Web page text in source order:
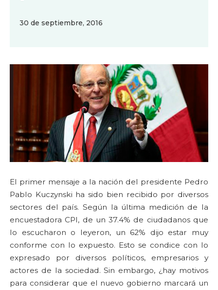
30 de septiembre, 2016
El primer mensaje a la nación del presidente Pedro
Pablo Kuczynski ha sido bien recibido por diversos
sectores del país. Según la última medición de la
encuestadora CPI, de un 37.4% de ciudadanos que
lo escucharon o leyeron, un 62% dijo estar muy
conforme con lo expuesto. Esto se condice con lo
expresado por diversos políticos, empresarios y
actores de la sociedad. Sin embargo, ¿hay motivos
para considerar que el nuevo gobierno marcará un